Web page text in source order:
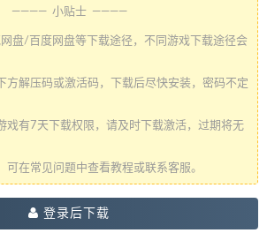
———— 小贴士 ————
盘/百度网盘等下载途径，不同游戏下载途径会
方解压码或激活码，下载后尽快安装，密码不定
戏有7天下载权限，请及时下载激活，过期将无
可在常见问题中查看教程或联系客服。
登录后下载